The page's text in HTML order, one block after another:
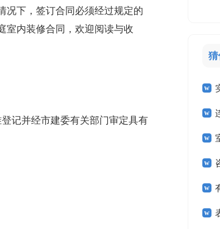
况下，签订合同必须经过规定的
室内装修合同，欢迎阅读与收
记并经市建委有关部门审定具有
猜
实
篇
告
篇
报